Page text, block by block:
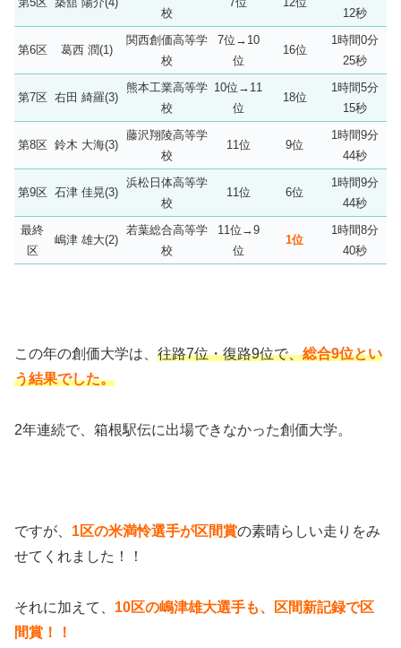
校
12秒
第6区 葛西 潤(1)
関西創価高等学
校
7位→10
位
16位
1時間0分
25秒
第7区 右田 綺羅(3)
熊本工業高等学
校
10位→11
位
18位
1時間5分
15秒
第8区 鈴木 大海(3)
藤沢翔陵高等学
校
11位 9位
1時間9分
44秒
第9区 石津 佳晃(3)
浜松日体高等学
校
11位 6位
1時間9分
44秒
最終
区
嶋津 雄大(2)
若葉総合高等学
校
11位→9
位
1位
1時間8分
40秒
この年の創価大学は、 往路7位・復路9位で、総合9位とい
う結果でした。
2年連続で、箱根駅伝に出場できなかった創価大学。
ですが、 1区の米満怜選手が区間賞の素晴らしい走りをみ
せてくれました！！
それに加えて、 10区の嶋津雄大選手も、区間新記録で区
間賞！！